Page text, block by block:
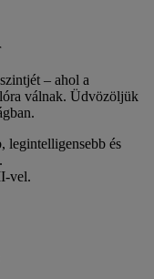
– ahol a
válnak. Üdvözöljük
legintelligensebb és
vel.